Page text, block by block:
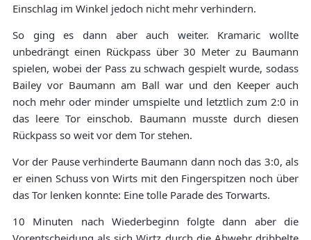
Einschlag im Winkel jedoch nicht mehr verhindern.
So ging es dann aber auch weiter. Kramaric wollte
unbedrängt einen Rückpass über 30 Meter zu Baumann
spielen, wobei der Pass zu schwach gespielt wurde, sodass
Bailey vor Baumann am Ball war und den Keeper auch
noch mehr oder minder umspielte und letztlich zum 2:0 in
das leere Tor einschob. Baumann musste durch diesen
Rückpass so weit vor dem Tor stehen.
Vor der Pause verhinderte Baumann dann noch das 3:0, als
er einen Schuss von Wirts mit den Fingerspitzen noch über
das Tor lenken konnte: Eine tolle Parade des Torwarts.
10 Minuten nach Wiederbeginn folgte dann aber die